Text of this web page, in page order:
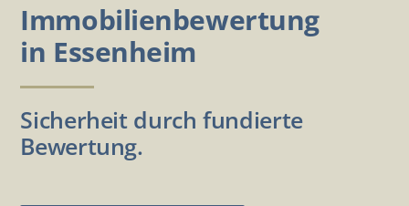
Immobilienbewertung
in Essenheim
Sicherheit durch fundierte
Bewertung.